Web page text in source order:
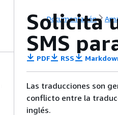
Documentación
Solicita
SMS
PDF RSS
Las traducciones son
conflicto entre la
inglés.